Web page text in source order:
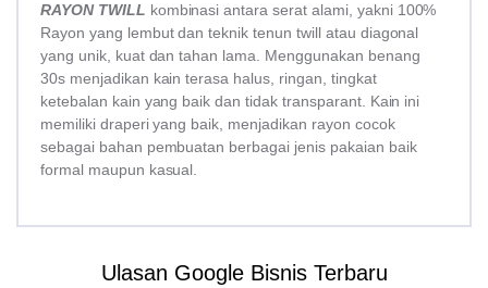
RAYON TWILL kombinasi antara serat alami, yakni 100%
Rayon yang lembut dan teknik tenun twill atau diagonal
yang unik, kuat dan tahan lama. Menggunakan benang
30s menjadikan kain terasa halus, ringan, tingkat
ketebalan kain yang baik dan tidak transparant. Kain ini
memiliki draperi yang baik, menjadikan rayon cocok
sebagai bahan pembuatan berbagai jenis pakaian baik
formal maupun kasual.
Ulasan Google Bisnis Terbaru